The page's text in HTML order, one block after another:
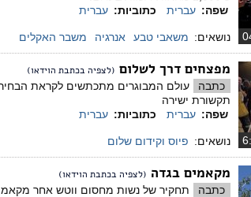
שפה: עברית כתוביות: עברית
נושאים: משאבי טבע אנרגיה משבר האקלים
מפצחים דרך לשלום (לצפיה בכתבת הוידאו)
כתבה
עולם המבוגרים מתכתשים לקראת
תקשורת ישירה
שפה: עברית כתוביות: עברית
נושאים: פיוס וקידום שלום
מקאמים בגדה (לצפיה בכתבת הוידאו)
כתבה
תחקיר של נשות מחסום ווטש אחר